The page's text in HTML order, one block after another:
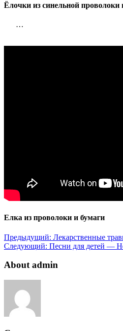
Ёлочки из синельной
…
Елка из проволоки и бумаги
Предыдущий: Лекарственные
Следующий: Песни для детей —
About admin